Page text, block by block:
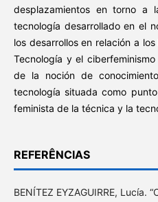
desplazamientos en torno a
tecnología desarrollado en el
los desarrollos en relación a
Tecnología y el
de la noción de
tecnología situada como
feminista de la técnica y la
REFERÊNCIAS
BENÍTEZ EYZAGUIRRE, Lucía.